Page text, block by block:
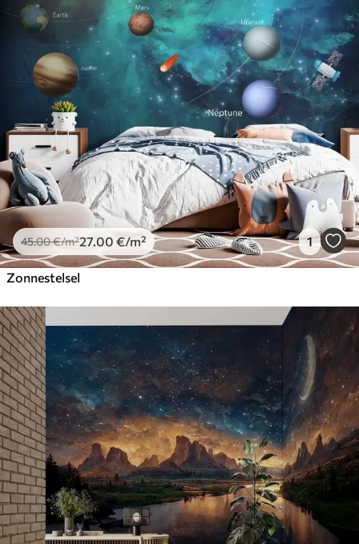
45.00€/m²27 .00 €/m² 1
Zonnestelsel